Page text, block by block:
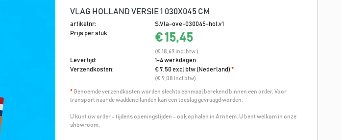
VLAG HOLLAND VERSIE 1 030X045 CM
artikelnr:
S.Vla-ove-030045-hol.v1
Prijs per stuk
€ 15,45
(€ 18,69 incl btw )
Levertijd:
1-4 werkdagen
Verzendkosten:
€ 7,50 excl btw (Nederland)*
(€ 9,08 incl btw)
* Genoemde verzendkosten worden slechts eenmaal berekend binnen een order. Voor
transport naar de waddeneilanden kan een toeslag gevraagd worden.
U kunt uw order - tijdens openingstijden - ook ophalen in Arnhem. U bent welkom in onze
showroom.